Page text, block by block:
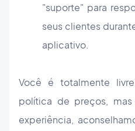
"suporte" para
seus clientes
aplicativo.
Você é totalmente
política de preços,
experiência,